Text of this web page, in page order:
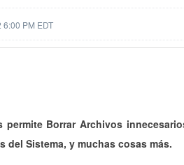
PM EDT
permite Borrar Archivos
del Sistema, y muchas cosas más.